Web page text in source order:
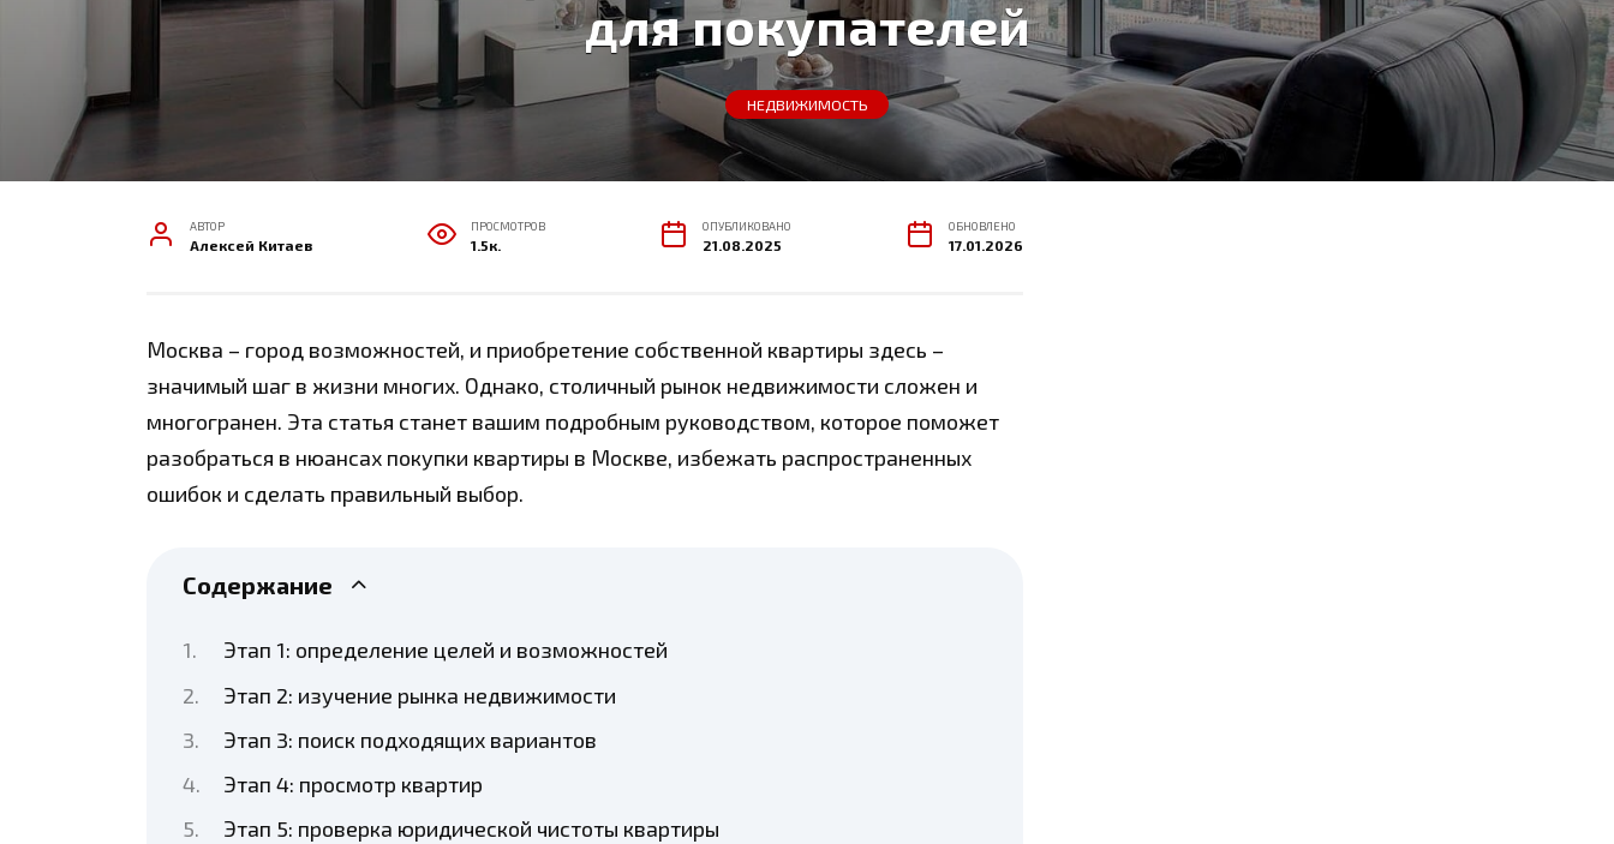
для покупателей
НЕДВИЖИМОСТЬ
АВТОР
Алексей Китаев
ПРОСМОТРОВ
1.5к.
ОПУБЛИКОВАНО
21.08.2025
ОБНОВЛЕНО
17.01.2026
Москва – город возможностей, и приобретение собственной квартиры здесь –
значимый шаг в жизни многих. Однако, столичный рынок недвижимости сложен и
многогранен. Эта статья станет вашим подробным руководством, которое поможет
разобраться в нюансах покупки квартиры в Москве, избежать распространенных
ошибок и сделать правильный выбор.
Содержание
Этап 1: определение целей и возможностей
Этап 2: изучение рынка недвижимости
Этап 3: поиск подходящих вариантов
Этап 4: просмотр квартир
Этап 5: проверка юридической чистоты квартиры